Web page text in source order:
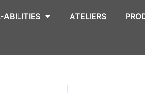
ABILITIES ATELIERS